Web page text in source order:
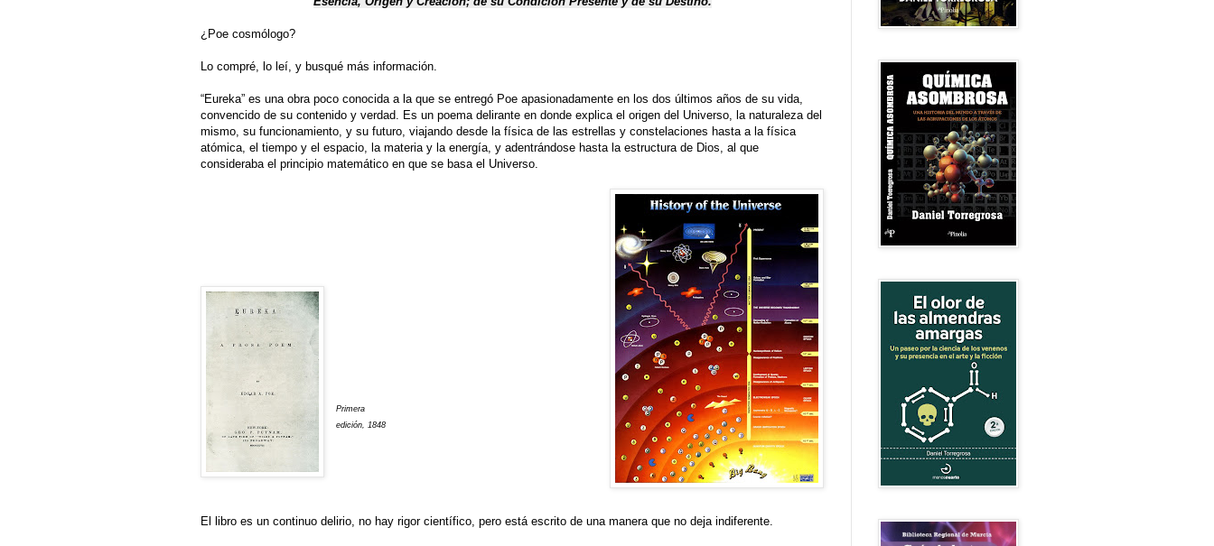
¿Poe cosmólogo?
Lo compré, lo leí, y busqué más información.
“Eureka” es una obra poco conocida a la que se entregó Poe apasionadamente en los dos últimos años de su vida,
convencido de su contenido y verdad. Es un poema delirante en donde explica el origen del Universo, la naturaleza del
mismo, su funcionamiento, y su futuro, viajando desde la física de las estrellas y constelaciones hasta a la física
atómica, el tiempo y el espacio, la materia y la energía, y adentrándose hasta la estructura de Dios, al que
consideraba el principio matemático en que se basa el Universo.
Primera
edición, 1848
El libro es un continuo delirio, no hay rigor científico, pero está escrito de una manera que no deja indiferente.